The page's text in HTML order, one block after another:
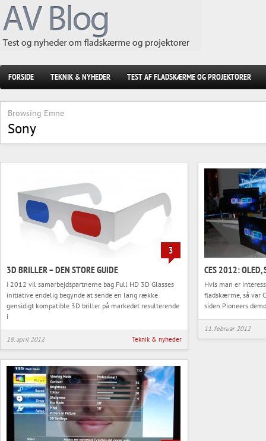
FORSIDE TEKNIK & NYHEDER TEST AF FLADSKÆRME OG PROJEKTORER
Browsing Emne
Sony
3
3D BRILLER – DEN STORE GUIDE
I 2012 vil samarbejdspartnerne bag Full HD 3D Glasses
initiative endelig begynde at sende en lang række
gensidigt kompatible 3D briller på markedet resulterende
i
18. april 2012 Teknik & nyheder
CES 2012: OLED,
Hvis man er
fladskærme, så var
siden Pioneers
11. februar 2012